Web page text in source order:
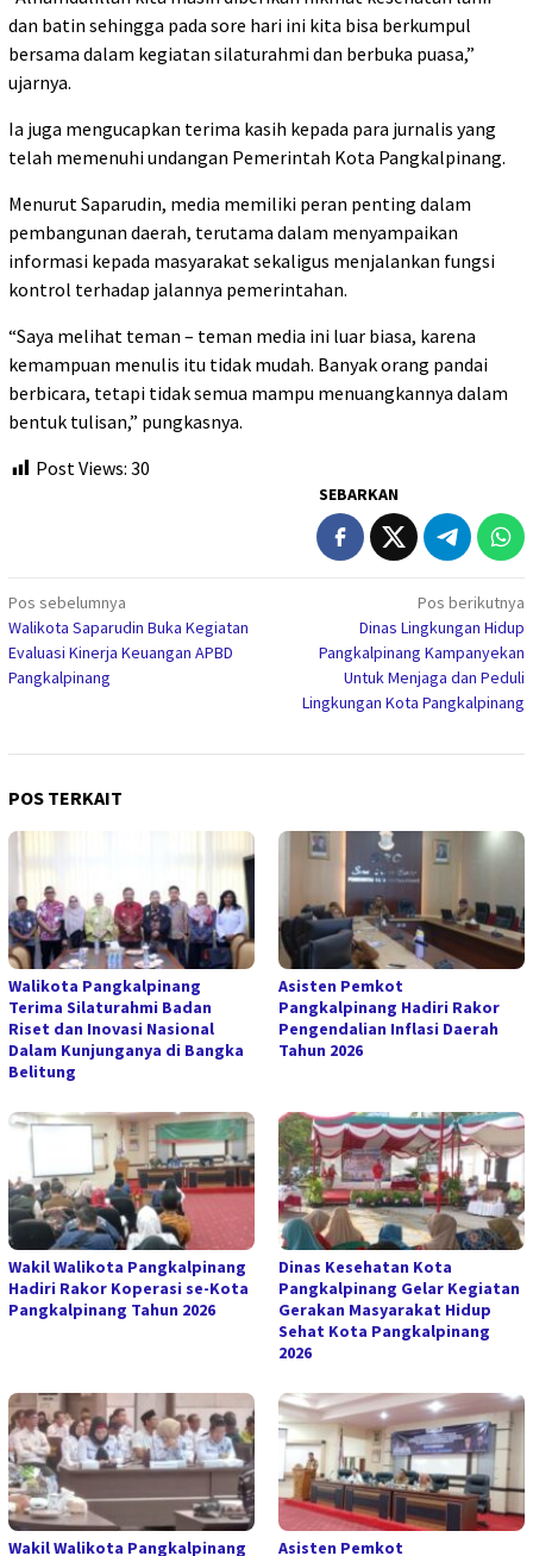
dan batin sehingga pada sore hari ini kita bisa berkumpul
bersama dalam kegiatan silaturahmi dan berbuka puasa,”
ujarnya.
Ia juga mengucapkan terima kasih kepada para jurnalis yang
telah memenuhi undangan Pemerintah Kota Pangkalpinang.
Menurut Saparudin, media memiliki peran penting dalam
pembangunan daerah, terutama dalam menyampaikan
informasi kepada masyarakat sekaligus menjalankan fungsi
kontrol terhadap jalannya pemerintahan.
“Saya melihat teman – teman media ini luar biasa, karena
kemampuan menulis itu tidak mudah. Banyak orang pandai
berbicara, tetapi tidak semua mampu menuangkannya dalam
bentuk tulisan,” pungkasnya.
Post Views: 30
SEBARKAN
Navigasi
pos
Pos sebelumnya
Walikota Saparudin Buka Kegiatan
Evaluasi Kinerja Keuangan APBD
Pangkalpinang
Pos berikutnya
Dinas Lingkungan Hidup
Pangkalpinang Kampanyekan
Untuk Menjaga dan Peduli
Lingkungan Kota Pangkalpinang
POS TERKAIT
Walikota Pangkalpinang
Terima Silaturahmi Badan
Riset dan Inovasi Nasional
Dalam Kunjunganya di Bangka
Belitung
Asisten Pemkot
Pangkalpinang Hadiri Rakor
Pengendalian Inflasi Daerah
Tahun 2026
Wakil Walikota Pangkalpinang
Hadiri Rakor Koperasi se-Kota
Pangkalpinang Tahun 2026
Dinas Kesehatan Kota
Pangkalpinang Gelar Kegiatan
Gerakan Masyarakat Hidup
Sehat Kota Pangkalpinang
2026
Wakil Walikota Pangkalpinang Asisten Pemkot